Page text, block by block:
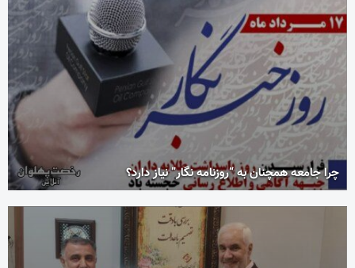
چرا جامعه همچنان به “روزنامه نگار” نیاز دارد؟